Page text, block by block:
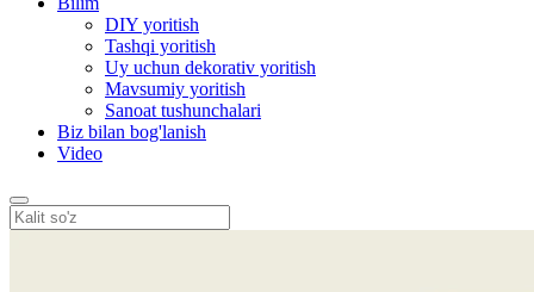
DIY yoritish
Tashqi yoritish
Uy uchun dekorativ yoritish
Mavsumiy yoritish
Sanoat tushunchalari
Biz bilan bog'lanish
Video